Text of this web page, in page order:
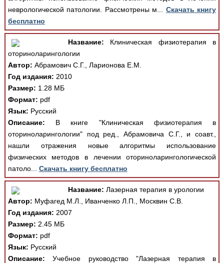
неврологической патологии. Рассмотрены м... Скачать книгу
бесплатно
Название: Клиническая физиотерапия в
оториноларингологии
Автор: Абрамович С.Г., Ларионова Е.М.
Год издания: 2010
Размер: 1.28 МБ
Формат: pdf
Язык: Русский
Описание: В книге "Клиническая физиотерапия в
оториноларингологии" под ред., Абрамовича С.Г., и соавт.,
нашли отражения новые алгоритмы использование
физических методов в лечении оториноларингологической
патоло... Скачать книгу бесплатно
Название: Лазерная терапия в урологии
Автор: Муфагед М.Л., Иванченко Л.П., Москвин С.В.
Год издания: 2007
Размер: 2.45 МБ
Формат: pdf
Язык: Русский
Описание: Учебное руководство "Лазерная терапия в